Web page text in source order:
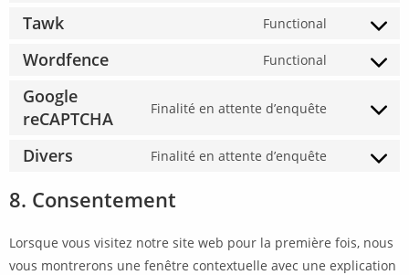
Tawk Functional
Wordfence Functional
Google
reCAPTCHA
Finalité en attente d’enquête
Divers Finalité en attente d’enquête
8. Consentement
Lorsque vous visitez notre site web pour la première fois, nous
vous montrerons une fenêtre contextuelle avec une explication